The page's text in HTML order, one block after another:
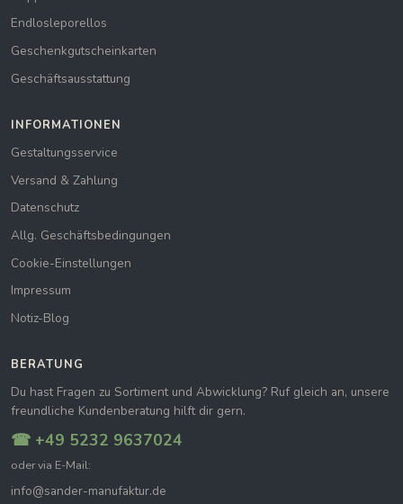
Endlosleporellos
Geschenkgutscheinkarten
Geschäftsausstattung
INFORMATIONEN
Gestaltungsservice
Versand & Zahlung
Datenschutz
Allg. Geschäftsbedingungen
Cookie-Einstellungen
Impressum
Notiz-Blog
BERATUNG
Du hast Fragen zu Sortiment und Abwicklung? Ruf gleich an, unsere
freundliche Kundenberatung hilft dir gern.
☎ +49 5232 9637024
oder via E-Mail:
info@sander-manufaktur.de